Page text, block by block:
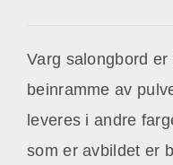
Varg salongbord
beinramme av
leveres i andre
som er avbildet er